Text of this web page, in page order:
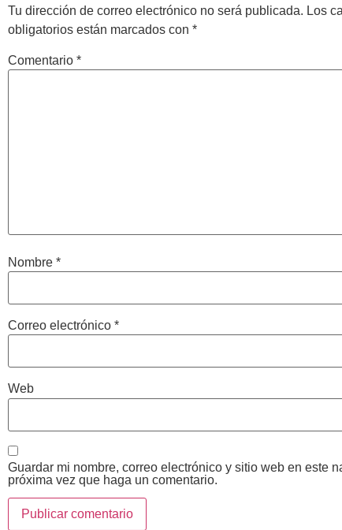
Tu dirección de correo electrónico no será publicada. Los
obligatorios están marcados con *
Comentario *
Nombre *
Correo electrónico *
Web
Guardar mi nombre, correo electrónico y sitio web en este
próxima vez que haga un comentario.